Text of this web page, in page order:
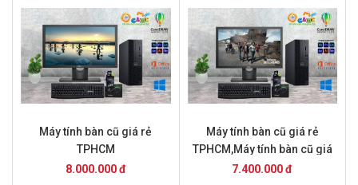
Máy tính bàn cũ giá rẻ
TPHCM
8.000.000 đ
Máy tính bàn cũ giá rẻ
TPHCM,Máy tính bàn cũ giá
rẻ TPHCM
7.400.000 đ